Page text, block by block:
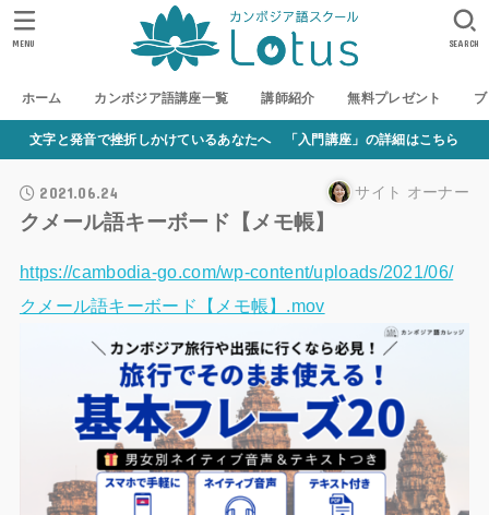
ホーム カンボジア語講座一覧 講師紹介 無料プレゼント
SEARCH
MENU
文字と発音で挫折しかけているあなたへ 「入門講座」の詳細はこちら
2021.06.24 サイト オーナー
クメール語キーボード【メモ帳】
https://cambodia-go.com/wp-content/uploads/2021/06/
クメール語キーボード【メモ帳】.mov